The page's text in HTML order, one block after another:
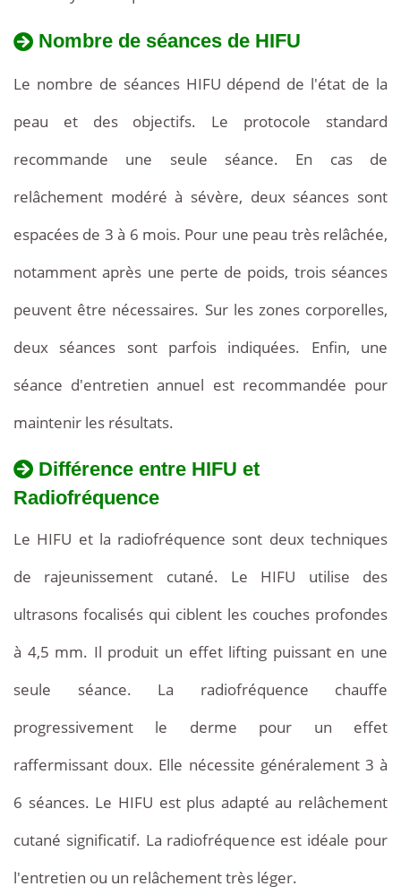
Nombre de séances de HIFU
Le nombre de séances HIFU dépend de l'état de la
peau et des objectifs. Le protocole standard
recommande une seule séance. En cas de
relâchement modéré à sévère, deux séances sont
espacées de 3 à 6 mois. Pour une peau très relâchée,
notamment après une perte de poids, trois séances
peuvent être nécessaires. Sur les zones corporelles,
deux séances sont parfois indiquées. Enfin, une
séance d'entretien annuel est recommandée pour
maintenir les résultats.
Différence entre HIFU et
Radiofréquence
Le HIFU et la radiofréquence sont deux techniques
de rajeunissement cutané. Le HIFU utilise des
ultrasons focalisés qui ciblent les couches profondes
à 4,5 mm. Il produit un effet lifting puissant en une
seule séance. La radiofréquence chauffe
progressivement le derme pour un effet
raffermissant doux. Elle nécessite généralement 3 à
6 séances. Le HIFU est plus adapté au relâchement
cutané significatif. La radiofréquence est idéale pour
l'entretien ou un relâchement très léger.